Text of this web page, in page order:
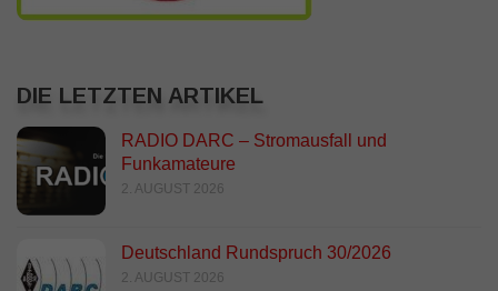
DIE LETZTEN ARTIKEL
RADIO DARC – Stromausfall und
Funkamateure
2. AUGUST 2026
Deutschland Rundspruch 30/2026
2. AUGUST 2026